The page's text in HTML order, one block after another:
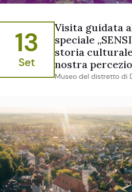
13
Set
Visita guidata
speciale
storia
nostra
Museo del distretto di